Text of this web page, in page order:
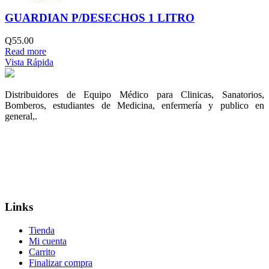
GUARDIAN P/DESECHOS 1 LITRO
Q55.00
Read more
Vista Rápida
Distribuidores de Equipo Médico para Clinicas, Sanatorios,
Bomberos, estudiantes de Medicina, enfermería y publico en
general,.
Links
Tienda
Mi cuenta
Carrito
Finalizar compra